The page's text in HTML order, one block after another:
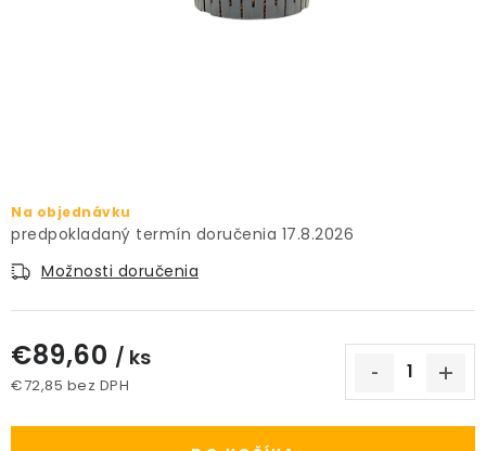
KVETINÁČE A OBALY NA RASTLINY
ZNAČKY
Podmienky ochrany osobných údajov
Spôsoby platby
Kontakt / Právne údaje
Na objednávku
17.8.2026
Možnosti doručenia
€89,60 / ks
€72,85 bez DPH